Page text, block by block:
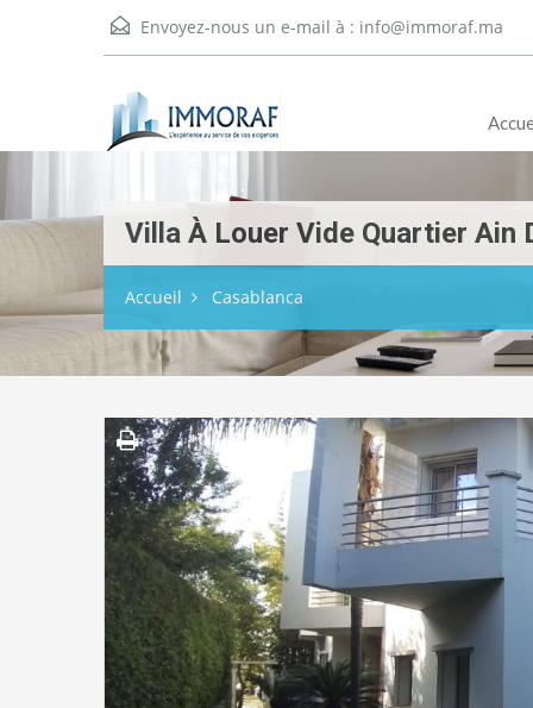
Envoyez-nous un e-mail à : info@immoraf.ma
Villa À Louer Vide Quartier Ain
Accueil Casablanca